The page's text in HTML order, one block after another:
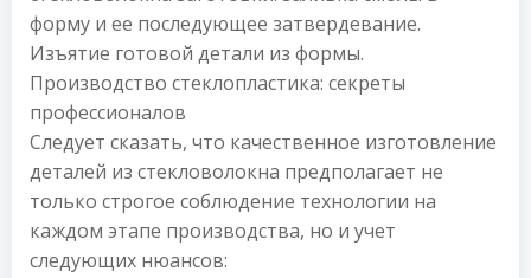
форму и ее последующее затвердевание.
Изъятие готовой детали из формы.
Производство стеклопластика: секреты
профессионалов
Следует сказать, что качественное изготовление
деталей из стекловолокна предполагает не
только строгое соблюдение технологии на
каждом этапе производства, но и учет
следующих нюансов: